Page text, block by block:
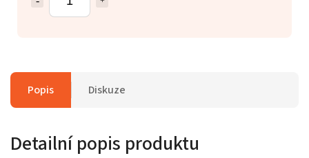
Popis Diskuze
Detailní popis produktu